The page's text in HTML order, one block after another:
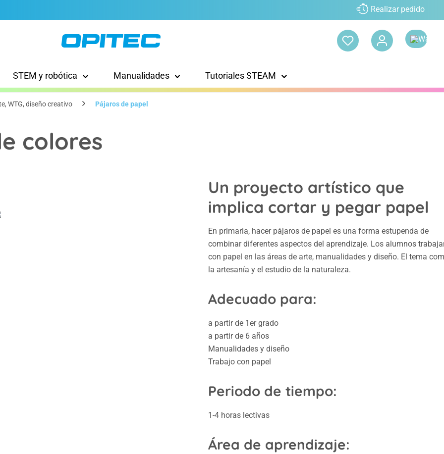
Realizar pedido
STEM y robótica Manualidades Tutoriales STEAM
WTG, diseño creativo Pájaros de papel
colores
Un proyecto artístico que
implica cortar y pegar papel
En primaria, hacer pájaros de papel es una forma estupenda de
combinar diferentes aspectos del aprendizaje. Los alumnos
con papel en las áreas de arte, manualidades y diseño. El tema
la artesanía y el estudio de la naturaleza.
Adecuado para:
a partir de 1er grado
a partir de 6 años
Manualidades y diseño
Trabajo con papel
Periodo de tiempo:
1-4 horas lectivas
Área de aprendizaje: